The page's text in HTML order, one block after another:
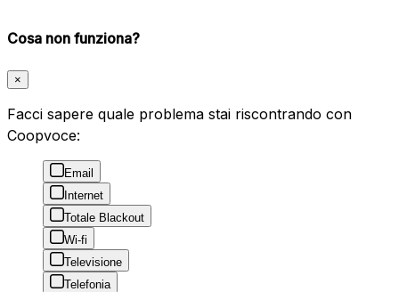
Cosa non funziona?
×
Facci sapere quale problema stai riscontrando con
Coopvoce:
Email
Internet
Totale Blackout
Wi-fi
Televisione
Telefonia